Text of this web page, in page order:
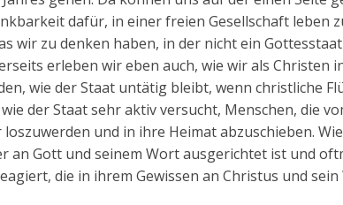
dafür, in einer freien Gesellschaft leben
wir zu denken haben, in der nicht ein
erleben wir eben auch, wie wir als Christen
wie der Staat untätig bleibt, wenn christliche
der Staat sehr aktiv versucht, Menschen, die
und in ihre Heimat abzuschieben.
an Gott und seinem Wort ausgerichtet ist und
die in ihrem Gewissen an Christus und